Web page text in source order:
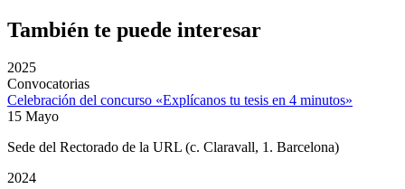
También te puede interesar
2025
Convocatorias
Celebración del concurso «Explícanos tu tesis en 4 minutos»
15 Mayo
Sede del Rectorado de la URL (c. Claravall, 1. Barcelona)
2024